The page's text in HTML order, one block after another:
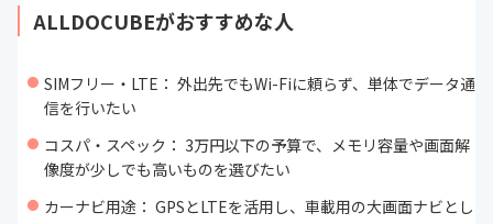
ALLDOCUBEがおすすめな人
SIMフリー・LTE： 外出先でもWi-Fiに頼らず、単体でデータ通
信を行いたい
コスパ・スペック： 3万円以下の予算で、メモリ容量や画面解
像度が少しでも高いものを選びたい
カーナビ用途： GPSとLTEを活用し、車載用の大画面ナビとし